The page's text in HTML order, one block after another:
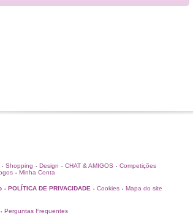
• Shopping • Design • CHAT & AMIGOS • Competições
• Minha Conta
• POLÍTICA DE PRIVACIDADE • Cookies • Mapa do site
• Perguntas Frequentes